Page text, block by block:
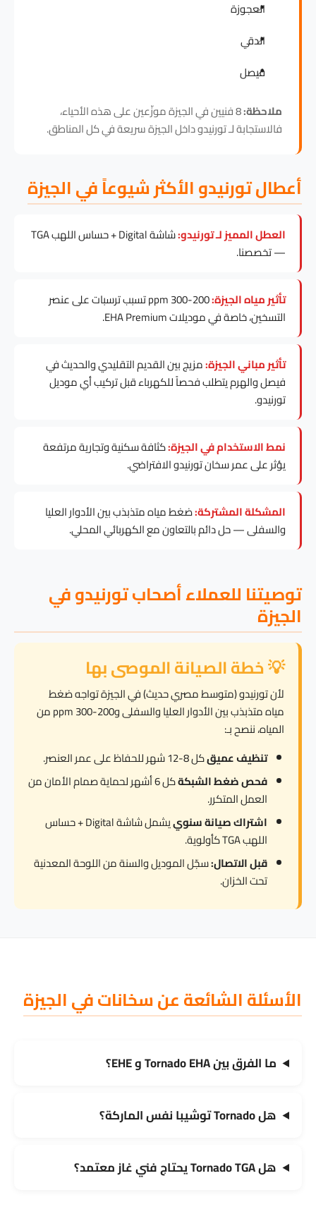
العجوزة
الدقي
فيصل
ملاحظة: 8 فنيين في الجيزة موزّعين على هذه الأحياء،
فالاستجابة لـ تورنيدو داخل الجيزة سريعة في كل المناطق.
أعطال تورنيدو الأكثر شيوعاً في الجيزة
العطل المميز لـ تورنيدو:
شاشة Digital + حساس اللهب TGA
— تخصصنا.
تأثير مياه الجيزة:
200-300 ppm تسبب ترسبات على عنصر
التسخين، خاصة في موديلات EHA Premium.
تأثير مباني الجيزة:مزيج بين القديم التقليدي والحديث في
فيصل والهرم يتطلب فحصاً للكهرباء قبل تركيب أي موديل
تورنيدو.
نمط الاستخدام في الجيزة:كثافة سكنية وتجارية مرتفعة
يؤثر على عمر سخان تورنيدو الافتراضي.
المشكلة المشتركة:ضغط مياه متذبذب بين الأدوار العليا
والسفلى — حل دائم بالتعاون مع الكهربائي المحلي.
توصيتنا للعملاء أصحاب تورنيدو في
الجيزة
💡 خطة الصيانة الموصى بها
لأن تورنيدو (متوسط مصري حديث) في الجيزة تواجه ضغط
مياه متذبذب بين الأدوار العليا والسفلى و200-300 ppm من
المياه، ننصح بـ:
تنظيف عميقكل 8-12 شهر للحفاظ على عمر العنصر.
فحص ضغط الشبكة
كل 6 أشهر لحماية صمام الأمان من
العمل المتكرر.
اشتراك صيانة سنوي
يشمل شاشة Digital + حساس
اللهب TGA كأولوية.
قبل الاتصال:سجّل الموديل والسنة من اللوحة المعدنية
تحت الخزان.
الأسئلة الشائعة عن سخانات في الجيزة
ما الفرق بين Tornado EHA و EHE؟
هل Tornado توشيبا نفس الماركة؟
هل Tornado TGA يحتاج فني غاز معتمد؟